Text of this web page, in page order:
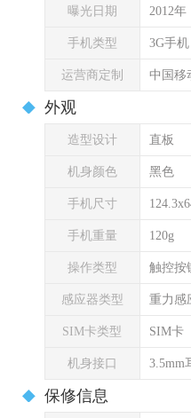
曝光日期 2012年
手机类型 3G手
运营商定制 中国移
外观
造型设计 直板
机身颜色 黑色
手机尺寸
手机重量 120g
操作类型 触控按
感应器类型 重力感
SIM卡类型 SIM卡
机身接口 3.5mm
保修信息